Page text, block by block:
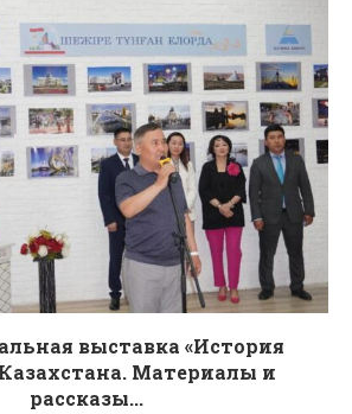
выставка «История
Материалы и
рассказы...